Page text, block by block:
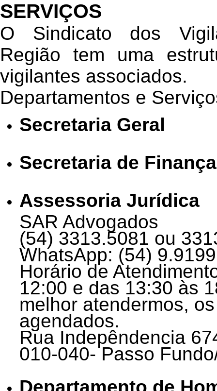
SERVIÇOS
O Sindicato dos
Região tem uma
vigilantes associados.
Departamentos e
Secretaria Geral
Secretaria de
Assessoria Jurídica
SAR Advogados
(54) 3313.5081 ou
WhatsApp: (54)
Horário de
12:00 e das 13:30 às
melhor atendermos,
agendados.
Rua Indepêndencia
010-040- Passo